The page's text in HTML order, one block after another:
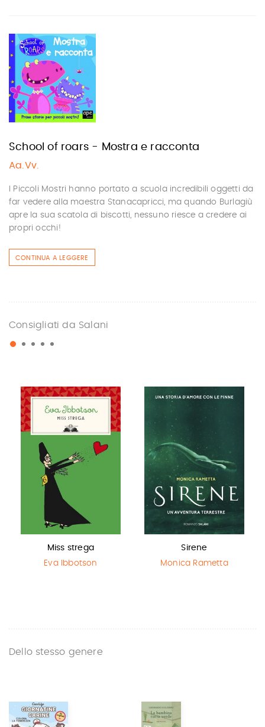
School of roars - Mostra e racconta
Aa.Vv.
I Piccoli Mostri hanno portato a scuola incredibili oggetti da
far vedere alla maestra Stanacapricci, ma quando Burlagiù
apre la sua scatola di biscotti, nessuno riesce a credere ai
propri occhi!
CONTINUA A LEGGERE
Consigliati da Salani
Miss strega
Eva Ibbotson
Sirene
Monica Rametta
Dello stesso genere